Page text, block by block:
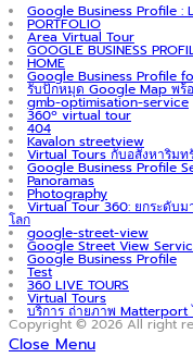
Google Business Profile :
PORTFOLIO
Area Virtual Tour
GOOGLE BUSINESS
HOME
Google Business Profile
รับปักหมุด Google Map พร้
gmb-optimisation-service
360º virtual tour
404
Kavalon streetview
Virtual Tours กับอสังหาริมท
Google Business Profile
Panoramas
Photography
Virtual Tour 360: ยกระดับ
โลก
google-street-view
Google Street View
Google Business Profile
Test
360 LIVE TOURS
Virtual Tours
บริการ ถ่ายภาพ Matterport
Copyright © 2026 All right
Close Menu